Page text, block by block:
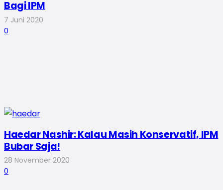
Bagi IPM
7 Juni 2020
0
Haedar Nashir: Kalau Masih Konservatif, IPM
Bubar Saja!
28 November 2020
0